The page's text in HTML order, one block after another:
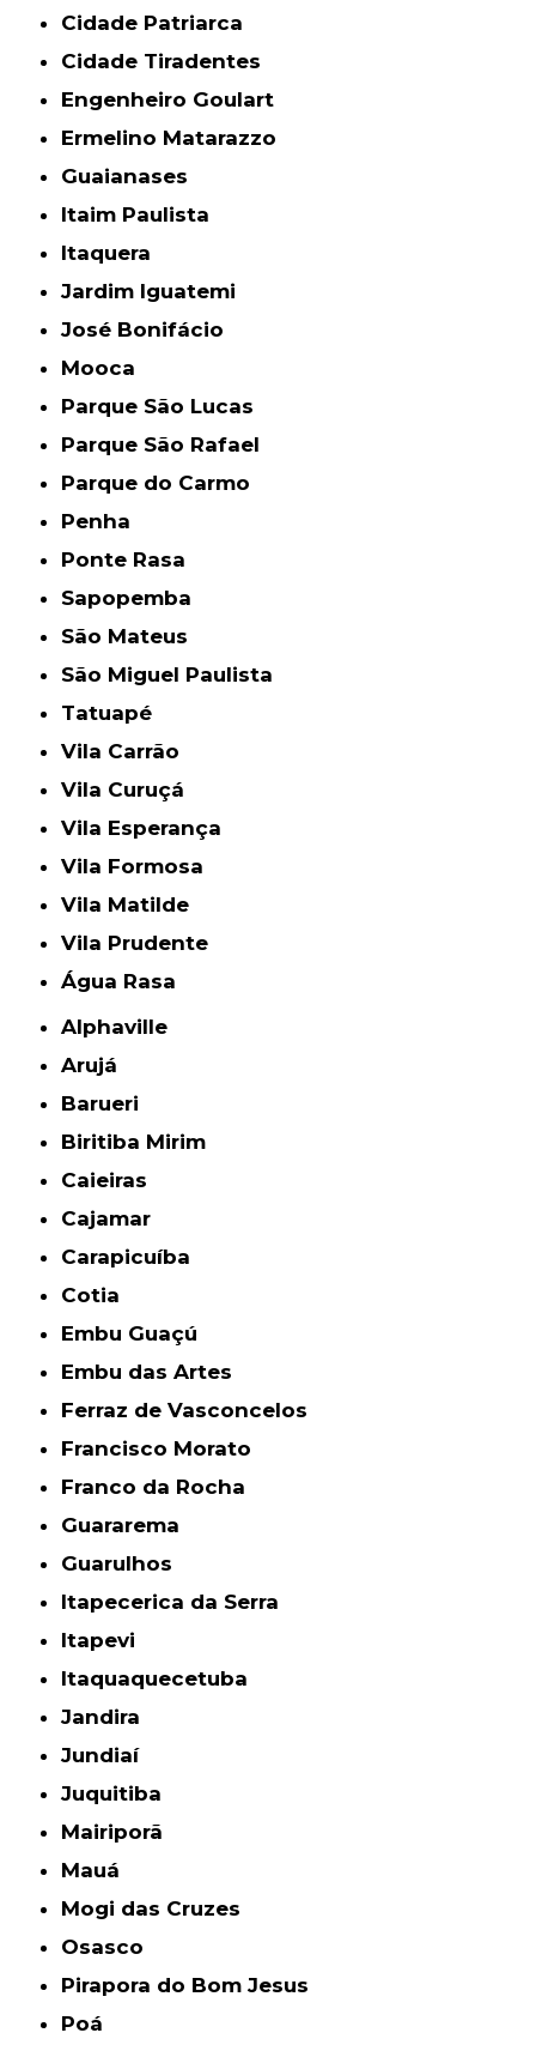
Cidade Patriarca
Cidade Tiradentes
Engenheiro Goulart
Ermelino Matarazzo
Guaianases
Itaim Paulista
Itaquera
Jardim Iguatemi
José Bonifácio
Mooca
Parque São Lucas
Parque São Rafael
Parque do Carmo
Penha
Ponte Rasa
Sapopemba
São Mateus
São Miguel Paulista
Tatuapé
Vila Carrão
Vila Curuçá
Vila Esperança
Vila Formosa
Vila Matilde
Vila Prudente
Água Rasa
Alphaville
Arujá
Barueri
Biritiba Mirim
Caieiras
Cajamar
Carapicuíba
Cotia
Embu Guaçú
Embu das Artes
Ferraz de Vasconcelos
Francisco Morato
Franco da Rocha
Guararema
Guarulhos
Itapecerica da Serra
Itapevi
Itaquaquecetuba
Jandira
Jundiaí
Juquitiba
Mairiporã
Mauá
Mogi das Cruzes
Osasco
Pirapora do Bom Jesus
Poá